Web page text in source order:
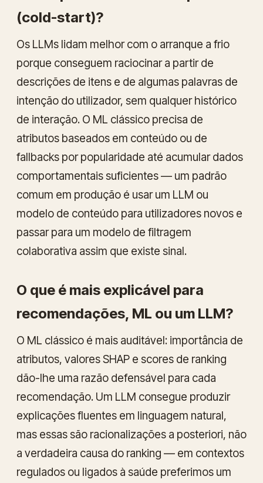
(cold-start)?
Os LLMs lidam melhor com o arranque a frio
porque conseguem raciocinar a partir de
descrições de itens e de algumas palavras de
intenção do utilizador, sem qualquer histórico
de interação. O ML clássico precisa de
atributos baseados em conteúdo ou de
fallbacks por popularidade até acumular dados
comportamentais suficientes — um padrão
comum em produção é usar um LLM ou
modelo de conteúdo para utilizadores novos e
passar para um modelo de filtragem
colaborativa assim que existe sinal.
O que é mais explicável para
recomendações, ML ou um LLM?
O ML clássico é mais auditável: importância de
atributos, valores SHAP e scores de ranking
dão-lhe uma razão defensável para cada
recomendação. Um LLM consegue produzir
explicações fluentes em linguagem natural,
mas essas são racionalizações a posteriori, não
a verdadeira causa do ranking — em contextos
regulados ou ligados à saúde preferimos um